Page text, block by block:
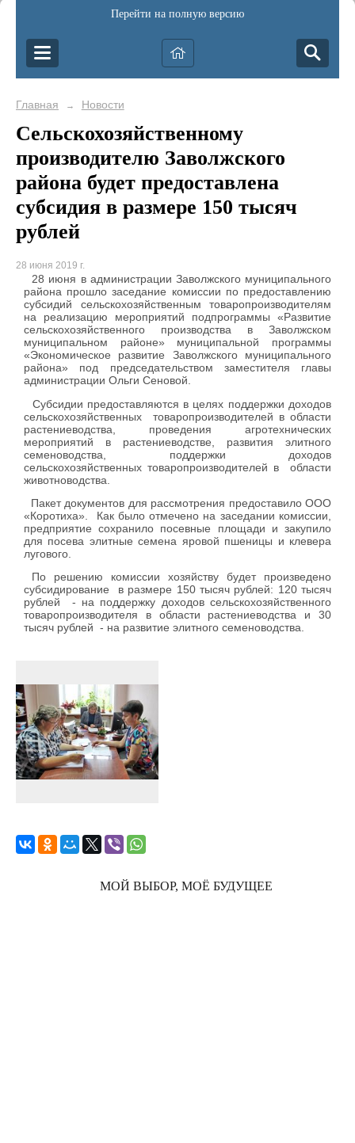
Перейти на полную версию
Главная → Новости
Сельскохозяйственному
производителю Заволжского
района будет предоставлена
субсидия в размере 150 тысяч
рублей
28 июня 2019 г.
28 июня в администрации Заволжского муниципального
района прошло заседание комиссии по предоставлению
субсидий сельскохозяйственным товаропроизводителям
на реализацию мероприятий подпрограммы «Развитие
сельскохозяйственного производства в Заволжском
муниципальном районе» муниципальной программы
«Экономическое развитие Заволжского муниципального
района» под председательством заместителя главы
администрации Ольги Сеновой.
Субсидии предоставляются в целях поддержки доходов
сельскохозяйственных товаропроизводителей в области
растениеводства, проведения агротехнических
мероприятий в растениеводстве, развития элитного
семеноводства, поддержки доходов
сельскохозяйственных товаропроизводителей в области
животноводства.
Пакет документов для рассмотрения предоставило ООО
«Коротиха». Как было отмечено на заседании комиссии,
предприятие сохранило посевные площади и закупило
для посева элитные семена яровой пшеницы и клевера
лугового.
По решению комиссии хозяйству будет произведено
субсидирование в размере 150 тысяч рублей: 120 тысяч
рублей - на поддержку доходов сельскохозяйственного
товаропроизводителя в области растениеводства и 30
тысяч рублей - на развитие элитного семеноводства.
МОЙ ВЫБОР, МОЁ БУДУЩЕЕ